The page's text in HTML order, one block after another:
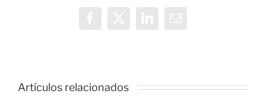
Artículos relacionados